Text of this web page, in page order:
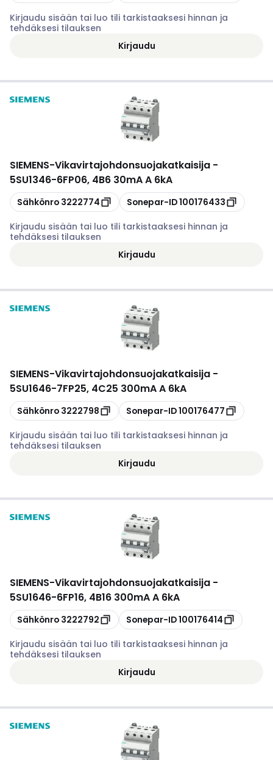
Kirjaudu sisään tai luo tili tarkistaaksesi hinnan ja
tehdäksesi tilauksen
Kirjaudu
SIEMENS-Vikavirtajohdonsuojakatkaisija -
5SU1346-6FP06, 4B6 30mA A 6kA
Kopioi
Sähkönro 3222774 Kopioi
Sonepar-ID100176433
Kirjaudu sisään tai luo tili tarkistaaksesi hinnan ja
tehdäksesi tilauksen
Kirjaudu
SIEMENS-Vikavirtajohdonsuojakatkaisija -
5SU1646-7FP25, 4C25 300mA A 6kA
Kopioi
Sähkönro 3222798 Kopioi
Sonepar-ID100176477
Kirjaudu sisään tai luo tili tarkistaaksesi hinnan ja
tehdäksesi tilauksen
Kirjaudu
SIEMENS-Vikavirtajohdonsuojakatkaisija -
5SU1646-6FP16, 4B16 300mA A 6kA
Kopioi
Sähkönro 3222792 Kopioi
Sonepar-ID100176414
Kirjaudu sisään tai luo tili tarkistaaksesi hinnan ja
tehdäksesi tilauksen
Kirjaudu